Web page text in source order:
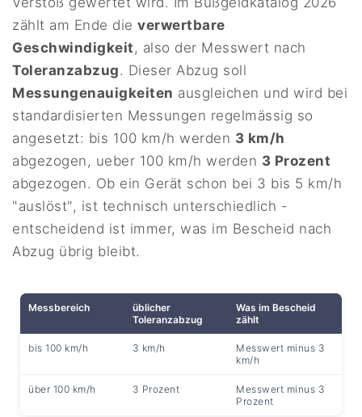
zählt am Ende dieverwertbare
Geschwindigkeit, also der Messwert nach
Toleranzabzug. Dieser Abzug soll
Messungenauigkeiten ausgleichen und wird bei
standardisierten Messungen regelmässig so
angesetzt: bis 100 km/h werden 3 km/h
abgezogen, ueber 100 km/h werden 3 Prozent
abgezogen. Ob ein Gerät schon bei 3 bis 5 km/h
"auslöst", ist technisch unterschiedlich -
entscheidend ist immer, was im Bescheid nach
Abzug übrig bleibt.
Messbereich
üblicher
Toleranzabzug
Was im Bescheid
zählt
bis 100 km/h 3 km/h
Messwert minus 3
km/h
über 100 km/h 3 Prozent
Messwert minus 3
Prozent